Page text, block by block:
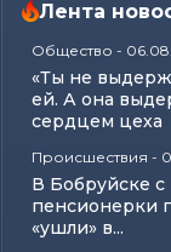
Лента
Общество -
«Ты не
ей. А она
сердцем цеха
Происшествия -
В Бобруйске с
пенсионерки
«ушли» в...